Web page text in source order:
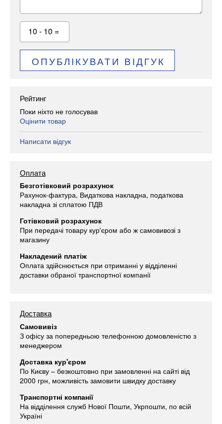
10 - 10 =
ОПУБЛІКУВАТИ ВІДГУК
Рейтинг
Поки ніхто не голосував
Оцінити товар
Написати відгук
Оплата
Безготівковий розрахунок
Рахунок-фактура, Видаткова накладна, податкова
накладна зі сплатою ПДВ
Готівковий розрахунок
При передачі товару кур'єром або ж самовивозі з
магазину
Накладений платіж
Оплата здійснюється при отриманні у відділенні
доставки обраної транспортної компанії
Доставка
Самовивіз
З офісу за попередньою телефонною домовленістю з
менеджером
Доставка кур'єром
По Києву – безкоштовно при замовленні на сайті від
2000 грн, можливість замовити швидку доставку
Транспортні компанії
На відділення служб Нової Пошти, Укрпошти, по всій
Україні